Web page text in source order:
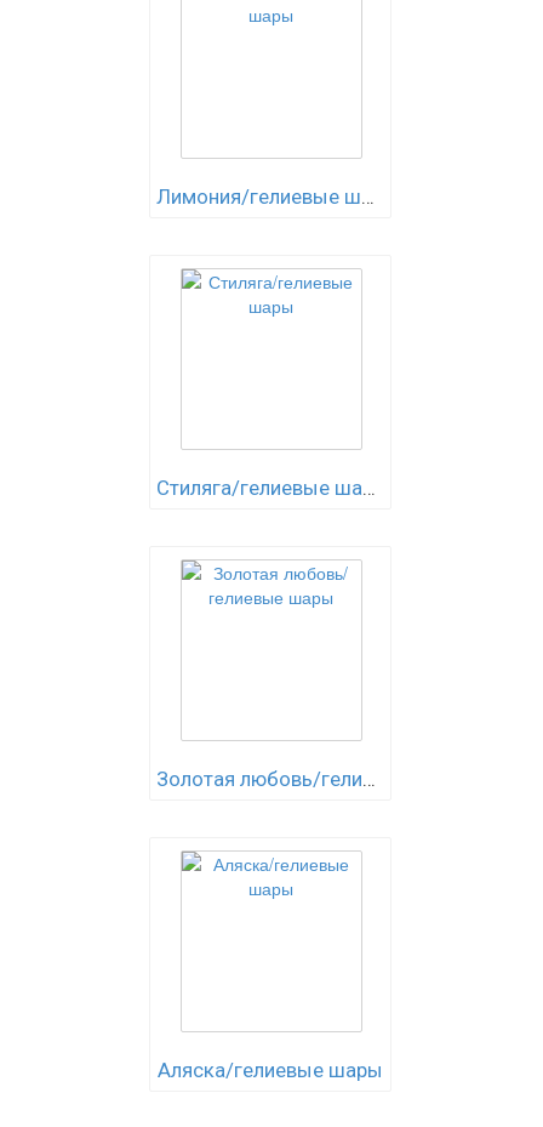
Лимония/гелиевые шары
Стиляга/гелиевые шары
Золотая любовь/гелиевые шары
Аляска/гелиевые шары